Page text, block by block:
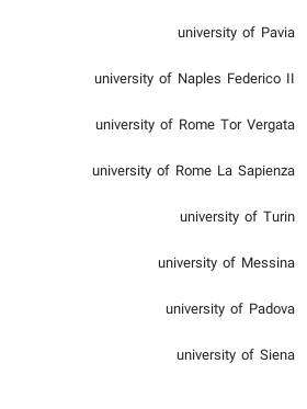
university of Pavia
university of Naples Federico II
university of Rome Tor Vergata
university of Rome La Sapienza
university of Turin
university of Messina
university of Padova
university of Siena